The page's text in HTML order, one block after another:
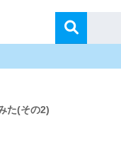
た(その2)